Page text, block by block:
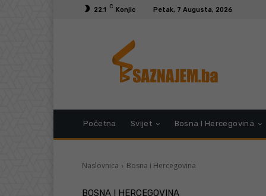
22.1 C Konjic Petak, 7 Augusta, 2026
Početna Svijet Bosna I Hercegovina
Naslovnica Bosna i Hercegovina
BOSNA I HERCEGOVINA